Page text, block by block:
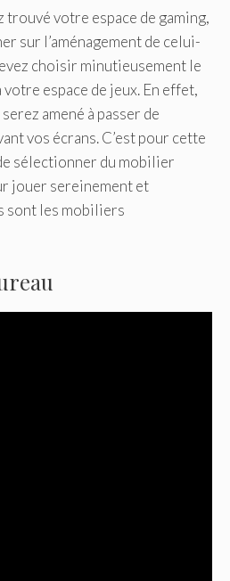
trouvé votre espace de gaming,
sur l’aménagement de celui-
choisir minutieusement le
espace de jeux. En effet,
amené à passer de
vos écrans. C’est pour cette
sélectionner du mobilier
jouer sereinement et
sont les mobiliers